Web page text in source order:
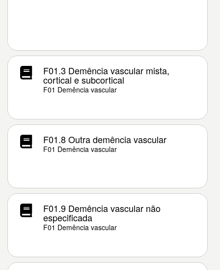
F01.3 Demência vascular mista,
cortical e subcortical
F01 Demência vascular
F01.8 Outra demência vascular
F01 Demência vascular
F01.9 Demência vascular não
especificada
F01 Demência vascular